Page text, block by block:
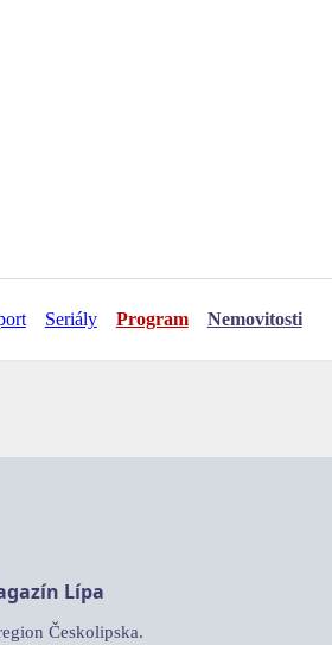
Seriály Program Nemovitosti
Lípa
Českolipska.